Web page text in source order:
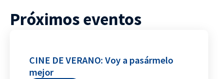
Próximos eventos
CINE DE VERANO: Voy a pasármelo
mejor